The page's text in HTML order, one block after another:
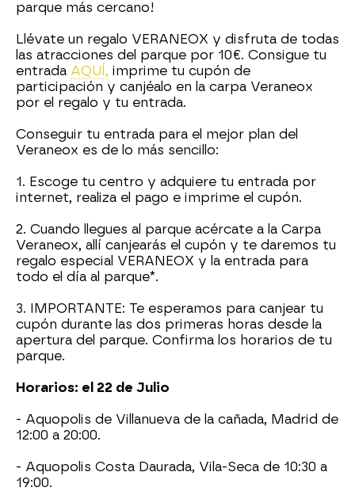
parque más cercano!
Llévate un regalo VERANEOX y disfruta de todas
las atracciones del parque por 10€. Consigue tu
entrada AQUÍ, imprime tu cupón de
participación y canjéalo en la carpa Veraneox
por el regalo y tu entrada.
Conseguir tu entrada para el mejor plan del
Veraneox es de lo más sencillo:
1. Escoge tu centro y adquiere tu entrada por
internet, realiza el pago e imprime el cupón.
2. Cuando llegues al parque acércate a la Carpa
Veraneox, allí canjearás el cupón y te daremos tu
regalo especial VERANEOX y la entrada para
todo el día al parque*.
3. IMPORTANTE: Te esperamos para canjear tu
cupón durante las dos primeras horas desde la
apertura del parque. Confirma los horarios de tu
parque.
Horarios: el 22 de Julio
- Aquopolis de Villanueva de la cañada, Madrid de
12:00 a 20:00.
- Aquopolis Costa Daurada, Vila-Seca de 10:30 a
19:00.